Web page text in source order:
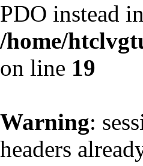
PDO instead in
/home/
on line 19
Warning:
headers